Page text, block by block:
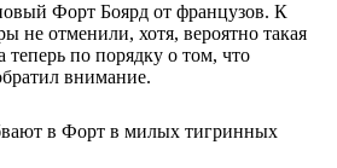
Форт Боярд от французов. К
не отменили, хотя, вероятно такая
по порядку о том, что
внимание.
в Форт в милых тигринных